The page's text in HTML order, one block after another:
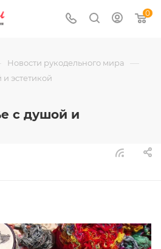
0
Новости рукодельного мира —
эстетикой
с душой и